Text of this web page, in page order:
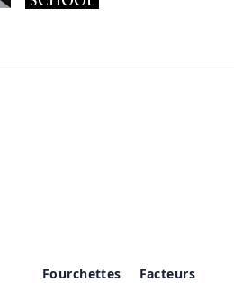
Fourchettes
Facteurs